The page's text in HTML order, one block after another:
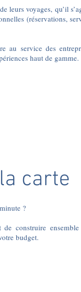
leurs voyages, qu’il
(réservations,
au service des
haut de gamme.
carte
?
construire
budget.